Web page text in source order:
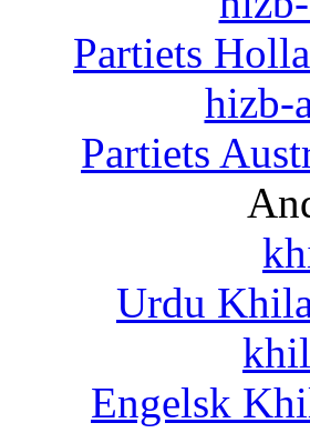
Partiets
hizb-
Partiets
Urdu
Engelsk